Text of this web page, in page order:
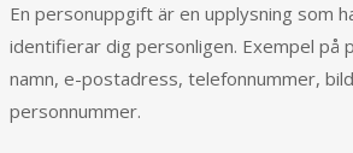
En personuppgift är en upplysning som
identifierar dig personligen. Exempel på
namn, e-postadress, telefonnummer,
personnummer.